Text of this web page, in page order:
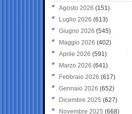
Agosto 2026 (151)
Luglio 2026 (613)
Giugno 2026 (545)
Maggio 2026 (402)
Aprile 2026 (591)
Marzo 2026 (641)
Febbraio 2026 (617)
Gennaio 2026 (652)
Dicembre 2025 (627)
Novembre 2025 (668)